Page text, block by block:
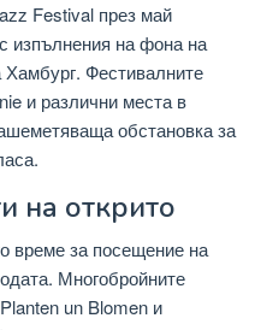
Festival през май
изпълнения на фона на
Фестивалните
и различни места в
обстановка за
на открито
време за посещение на
Многобройните
un Blomen и